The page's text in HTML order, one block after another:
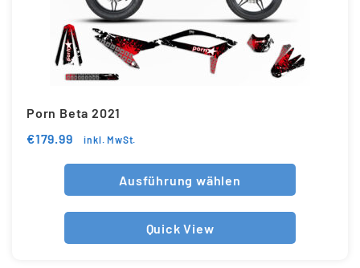
Porn Beta 2021
€179.99 inkl. MwSt.
Ausführung wählen
Quick View